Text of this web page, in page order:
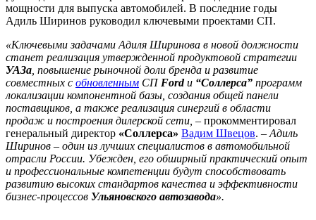
мощности для выпуска автомобилей. В последние годы
Адиль Ширинов руководил ключевыми проектами СП.
«Ключевыми задачами Адиля Ширинова в новой должности
станет реализация утвержденной продуктовой стратегии
УАЗа , повышение рыночной доли бренда и развитие
совместных с обновленным СП Fordи “Соллерса” программ
локализации компонентной базы, создания общей панели
поставщиков, а также реализация синергий в области
продаж и построения дилерской сети, – прокомментировал
генеральный директор «Соллерса» Вадим Швецов. – Адиль
Ширинов – один из лучших специалистов в автомобильной
отрасли России. Убежден, его обширный практический опыт
и профессиональные компетенции будут способствовать
развитию высоких стандартов качества и эффективности
бизнес-процессов Ульяновского автозавода».